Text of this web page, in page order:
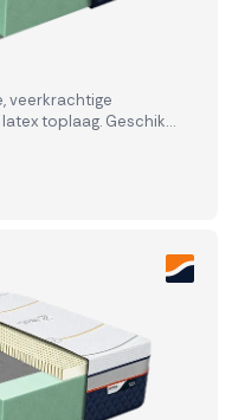
veerkrachtige
toplaag. Geschikt
leveren op